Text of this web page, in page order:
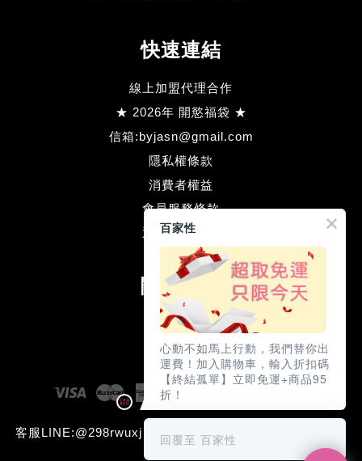
快速連結
線上加盟代理合作
★ 2026年 開慾福袋 ★
信箱:byjasn@gmail.com
隱私權條款
消費者權益
會員服務條款
退款方式流程
關注我們
Facebook
Line
Visa MasterAmerican
Express
Club
客服LINE:@298rwuxj (本網站含成人用品需滿18歲才可瀏
百家性
心動不如馬上行動，我們替你出
運費！加入購物車，輸入折扣碼
【終結孤單】立即免運+商品95
折！
回覆至 百家性